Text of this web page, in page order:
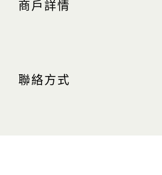
商戶詳情
最近的停車場：南（藍色區域）
聯絡方式